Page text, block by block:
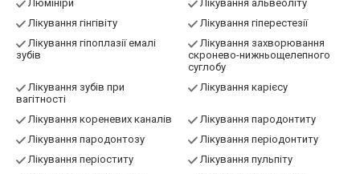
Люмініри
Лікування альвеоліту
Лікування гінгівіту
Лікування гіперестезії
Лікування гіпоплазії емалі
зубів
Лікування захворювання
скронево-нижньощелепного
суглобу
Лікування зубів при
вагітності
Лікування карієсу
Лікування кореневих каналів
Лікування пародонтиту
Лікування пародонтозу
Лікування періодонтиту
Лікування періоститу
Лікування пульпіту